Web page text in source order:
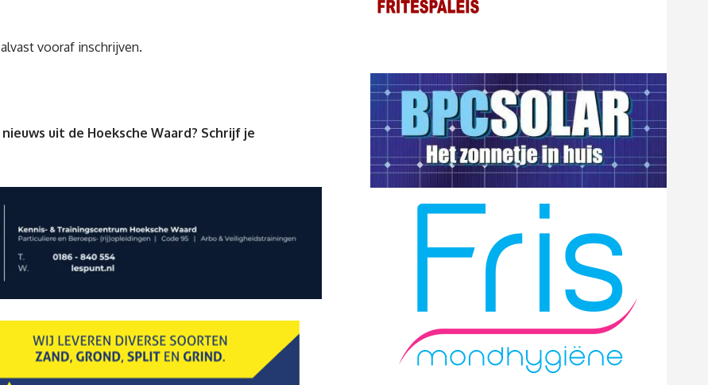
vooraf inschrijven.
uit de Hoeksche Waard? Schrijf je